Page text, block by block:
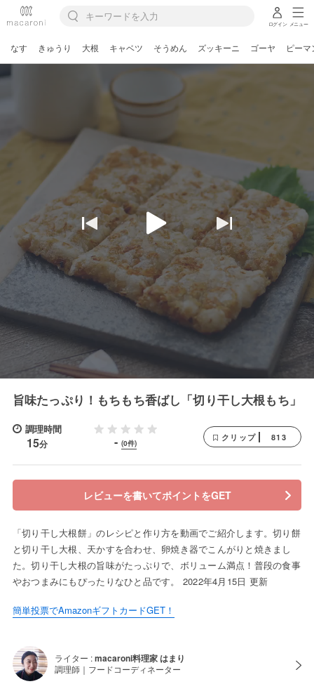
ログイン メニュー
なす きゅうり 大根 キャベツ そうめん ズッキーニ ゴーヤ ピーマ
旨味たっぷり！もちもち香ばし「切り干し大根もち」
調理時間
15分 - (0件)
クリップ 813
レビューを書いてポイントをGET
「切り干し大根餅」のレシピと作り方を動画でご紹介します。切り餅
と切り干し大根、天かすを合わせ、卵焼き器でこんがりと焼きまし
た。切り干し大根の旨味がたっぷりで、ボリューム満点！普段の食事
やおつまみにもぴったりなひと品です。 2022年4月15日 更新
簡単投票でAmazonギフトカードGET！
ライター :macaroni料理家 はまり
調理師｜フードコーディネーター